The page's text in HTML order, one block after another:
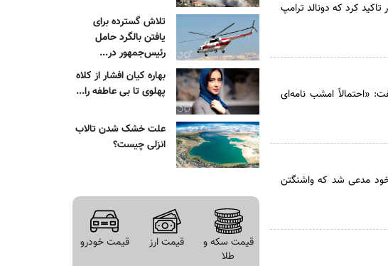
کرد که دونالد ترامپ
«احتمالاً امشب نامه‌ای
خود مدعی شد که واشنگتن
تلاش گسترده برای
یافتن بالگرد حامل
رئیس‌جمهور در...
بهاره کیان افشار از کلاه
پهلوی تا بی عاطفه را...
علت خشک شدن تالاب
انزلی چیست؟
قیمت سکه و
طلا
قیمت ارز قیمت خودرو